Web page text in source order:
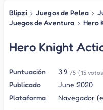
Blipzi › Juegos de Pelea ›
Juegos de Aventura › Hero
Hero Knight
Puntuación 3.9 /5 (15
Publicado
June 2020
Plataforma
Navegador